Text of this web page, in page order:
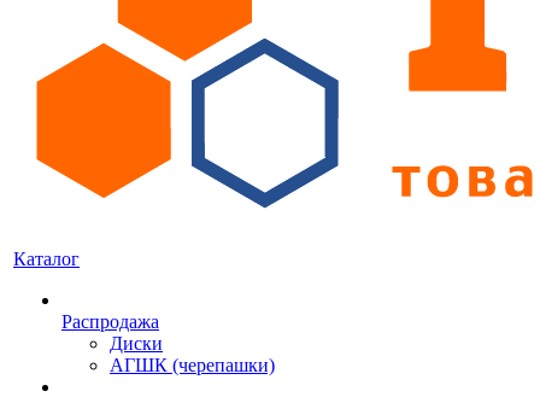
Каталог
Распродажа
Диски
АГШК (черепашки)